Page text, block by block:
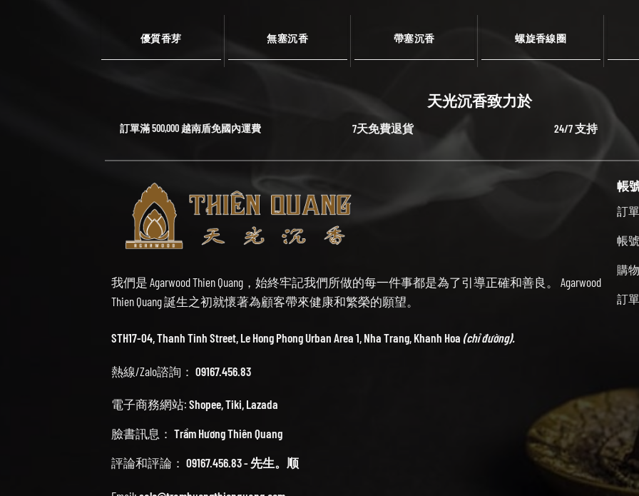
優質香芽 無塞沉香 帶塞沉香 螺旋香線圈
天光沉香致力於
訂單滿 500,000 越南盾免國內運費 7天免費退貨 24/7 支持
我們是 Agarwood Thien Quang，始終牢記我們所做的每一件事都是為了引導正確和善良。 Agarwood
Thien Quang 誕生之初就懷著為顧客帶來健康和繁榮的願望。
STH17-04, Thanh Tinh Street, Le Hong Phong Urban Area 1, Nha Trang, Khanh Hoa (chỉ đường).
熱線/Zalo諮詢： 09167.456.83
電子商務網站: Shopee,Tiki, Lazada
臉書訊息： Trầm Hương Thiên Quang
評論和評論： 09167.456.83 - 先生。顺
帳
訂單
帳號
購
訂